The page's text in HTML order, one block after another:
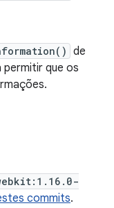
de
permitir que os
commits.